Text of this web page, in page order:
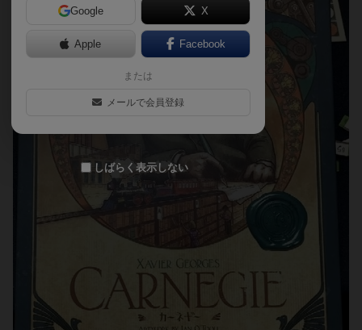
Google X
Apple Facebook
または
メールで会員登録
しばらく表示しない